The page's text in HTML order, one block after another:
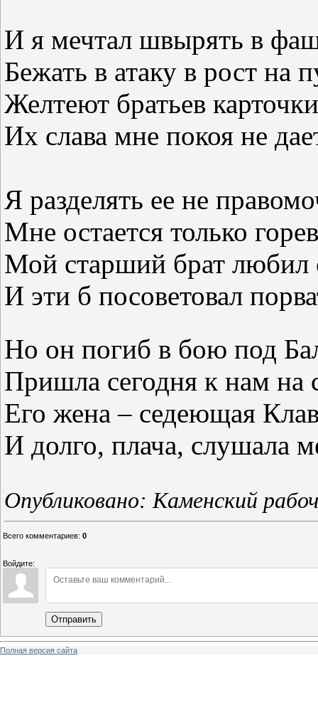
И я мечтал швырять в
Бежать в атаку в рост на
Желтеют братьев
Их слава мне покоя не
Я разделять ее не
Мне остается только
Мой старший брат любил
И эти б посоветовал
Но он погиб в бою под
Пришла сегодня к нам на
Его жена – седеющая
И долго, плача, слушала
Опубликовано: Каменский
Всего комментариев: 0
Войдите:
Отправить
Полная версия сайта